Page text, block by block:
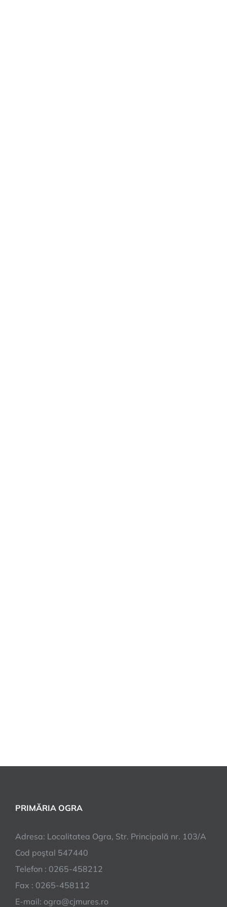
PRIMĂRIA OGRA
Adresa: Localitatea Ogra, Str. Principală nr. 103/A
Cod poştal 547440
Telefon : 0265-458212
Fax : 0265-458112
E-mail: ogra@cjmures.ro